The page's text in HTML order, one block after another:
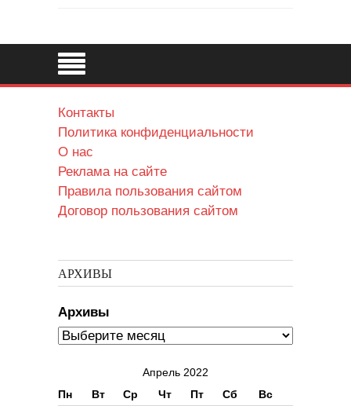
Контакты
Политика конфиденциальности
О нас
Реклама на сайте
Правила пользования сайтом
Договор пользования сайтом
АРХИВЫ
Архивы
Апрель 2022
Пн
Вт Ср Чт Пт Сб Вс